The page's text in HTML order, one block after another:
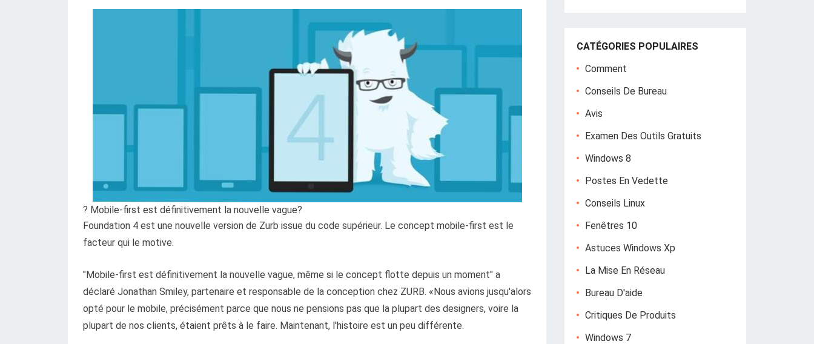
? Mobile-first est définitivement la nouvelle vague?
Foundation 4 est une nouvelle version de Zurb issue du code supérieur. Le concept mobile-first est le
facteur qui le motive.
"Mobile-first est définitivement la nouvelle vague, même si le concept flotte depuis un moment" a
déclaré Jonathan Smiley, partenaire et responsable de la conception chez ZURB. «Nous avions jusqu'alors
opté pour le mobile, précisément parce que nous ne pensions pas que la plupart des designers, voire la
plupart de nos clients, étaient prêts à le faire. Maintenant, l'histoire est un peu différente.
CATÉGORIES POPULAIRES
Comment
Conseils De Bureau
Avis
Examen Des Outils Gratuits
Windows 8
Postes En Vedette
Conseils Linux
Fenêtres 10
Astuces Windows Xp
La Mise En Réseau
Bureau D'aide
Critiques De Produits
Windows 7